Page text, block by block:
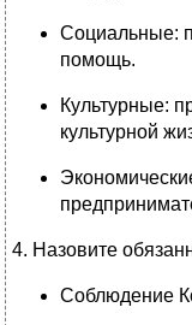
Социальные:
помощь.
Культурные:
культурной
4. Назовите
Соблюдение